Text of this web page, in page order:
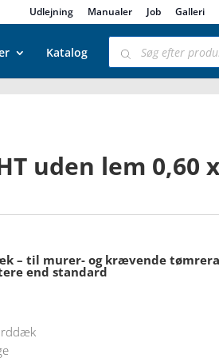
Udlejning Manualer Job Galleri
Katalog
Products
search
uden lem 0,60
– til murer- og krævende
end standard